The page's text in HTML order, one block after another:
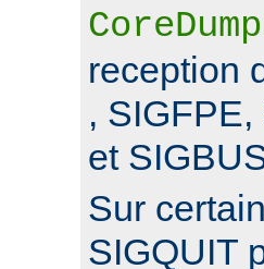
reception
,
et
Sur
SIGQUIT